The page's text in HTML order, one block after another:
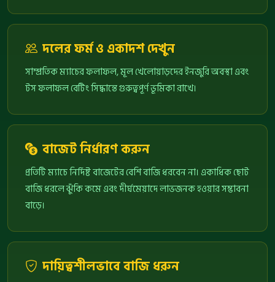
দলের ফর্ম ও একাদশ দেখুন
সাম্প্রতিক ম্যাচের ফলাফল, মূল খেলোয়াড়দের ইনজুরি অবস্থা এবং
টস ফলাফল বেটিং সিদ্ধান্তে গুরুত্বপূর্ণ ভূমিকা রাখে।
বাজেট নির্ধারণ করুন
প্রতিটি ম্যাচে নির্দিষ্ট বাজেটের বেশি বাজি ধরবেন না। একাধিক ছোট
বাজি ধরলে ঝুঁকি কমে এবং দীর্ঘমেয়াদে লাভজনক হওয়ার সম্ভাবনা
বাড়ে।
দায়িত্বশীলভাবে বাজি ধরুন